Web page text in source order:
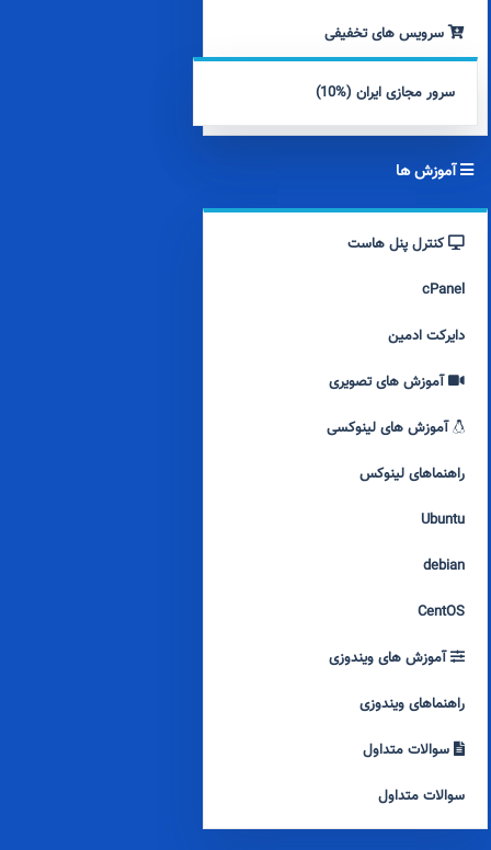
سرویس های تخفیفی
سرور مجازی ایران (%10)
آموزش ها
کنترل پنل هاست
cPanel
دایرکت ادمین
آموزش های تصویری
آموزش های لینوکسی
راهنماهای لینوکس
Ubuntu
debian
CentOS
آموزش های ویندوزی
راهنماهای ویندوزی
سوالات متداول
سوالات متداول